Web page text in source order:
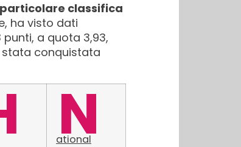
particolare classifica
ha visto dati
a quota 3,93,
stata conquistata
N
ational